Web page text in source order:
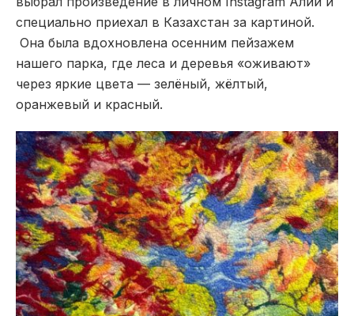
специально приехал в Казахстан за картиной.
Она была вдохновлена осенним пейзажем
нашего парка, где леса и деревья «оживают»
через яркие цвета — зелёный, жёлтый,
оранжевый и красный.